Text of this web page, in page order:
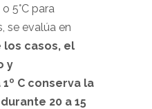
5°C para
se evalúa en
los casos, el
y
C conserva la
20 a 15